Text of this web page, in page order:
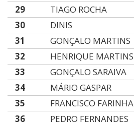
29
TIAGO ROCHA
30
DINIS
31
GONÇALO MARTINS
32
HENRIQUE MARTINS
33
GONÇALO SARAIVA
34
MÁRIO GASPAR
35
FRANCISCO FARINHA
36
PEDRO FERNANDES